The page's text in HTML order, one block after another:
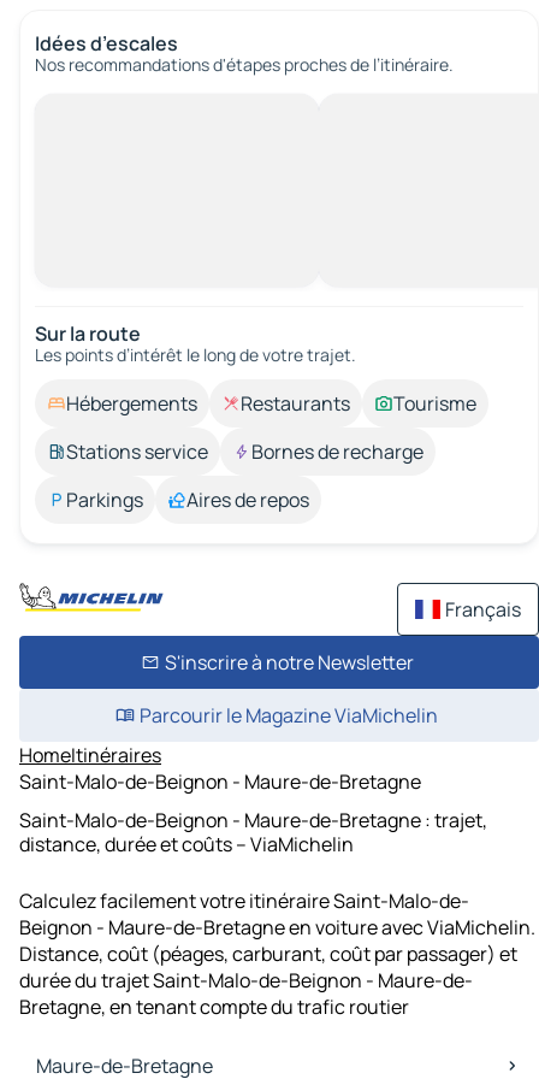
Idées d’escales
Nos recommandations d'étapes proches de l’itinéraire.
Sur la route
Les points d’intérêt le long de votre trajet.
Hébergements Restaurants
Tourisme
Stations service
Bornes de recharge
Parkings
Aires de repos
Français
S'inscrire à notre Newsletter
Parcourir le Magazine ViaMichelin
HomeItinéraires
Saint-Malo-de-Beignon - Maure-de-Bretagne
Saint-Malo-de-Beignon - Maure-de-Bretagne : trajet,
distance, durée et coûts – ViaMichelin
Calculez facilement votre itinéraire Saint-Malo-de-
Beignon - Maure-de-Bretagne en voiture avec ViaMichelin.
Distance, coût (péages, carburant, coût par passager) et
durée du trajet Saint-Malo-de-Beignon - Maure-de-
Bretagne, en tenant compte du trafic routier
Maure-de-Bretagne